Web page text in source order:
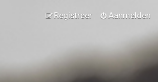
Aanmelden
Registreer